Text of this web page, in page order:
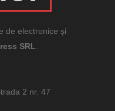
de electronice și
SRL
2 nr. 47